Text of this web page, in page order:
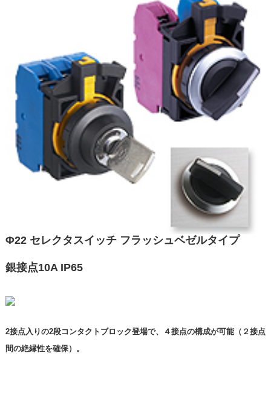
Φ22 セレクタスイッチ フラッシュベゼルタイプ
銀接点10A IP65
2接点入りの2段コンタクトブロック登場で、４接点の構成が可能（２接点
間の絶縁性を確保）。